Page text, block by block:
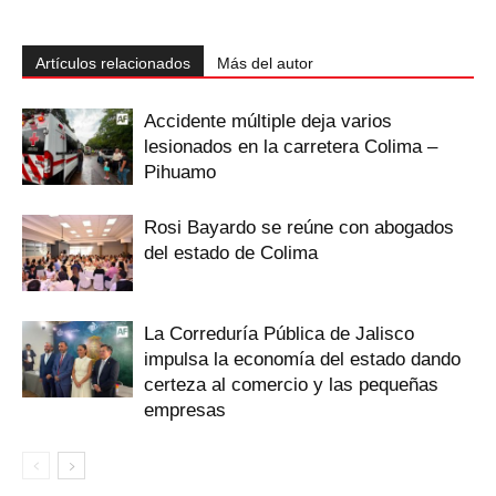
Artículos relacionados Más del autor
Accidente múltiple deja varios
lesionados en la carretera Colima –
Pihuamo
Rosi Bayardo se reúne con abogados
del estado de Colima
La Correduría Pública de Jalisco
impulsa la economía del estado dando
certeza al comercio y las pequeñas
empresas